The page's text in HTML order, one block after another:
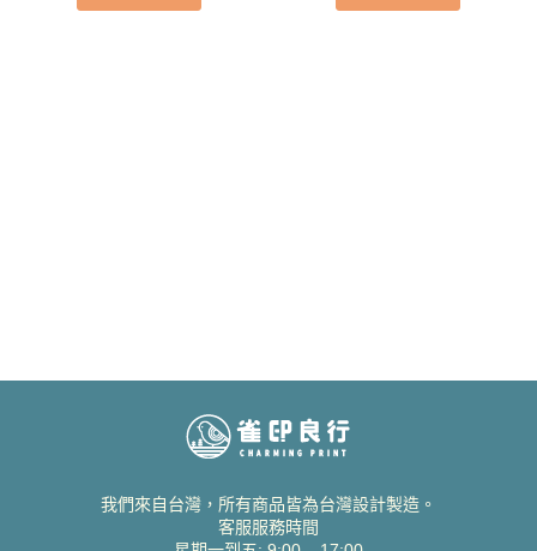
我們來自台灣，所有商品皆為台灣設計製造。
客服服務時間